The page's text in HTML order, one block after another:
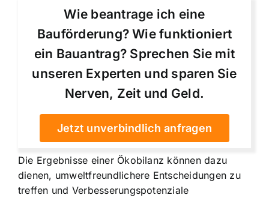
Wie beantrage ich eine
Bauförderung? Wie funktioniert
ein Bauantrag? Sprechen Sie mit
unseren Experten und sparen Sie
Nerven, Zeit und Geld.
Jetzt unverbindlich anfragen
Die Ergebnisse einer Ökobilanz können dazu
dienen, umweltfreundlichere Entscheidungen zu
treffen und Verbesserungspotenziale